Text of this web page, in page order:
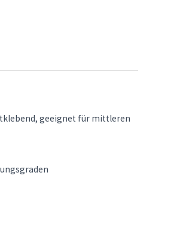
geeignet für mittleren